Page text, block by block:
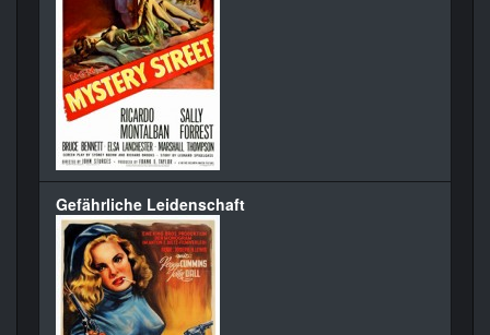
Gefährliche Leidenschaft